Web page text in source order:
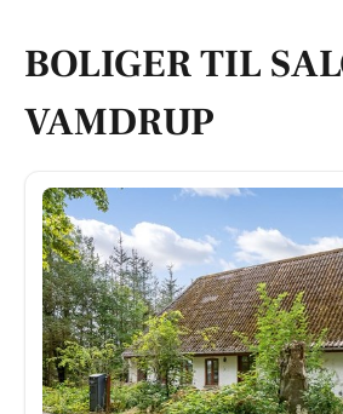
BOLIGER TIL
VAMDRUP